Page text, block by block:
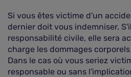
Si vous êtes victime d'un
dernier doit vous indemniser.
responsabilité civile, elle sera
charge les dommages
Dans le cas où vous seriez
responsable ou sans